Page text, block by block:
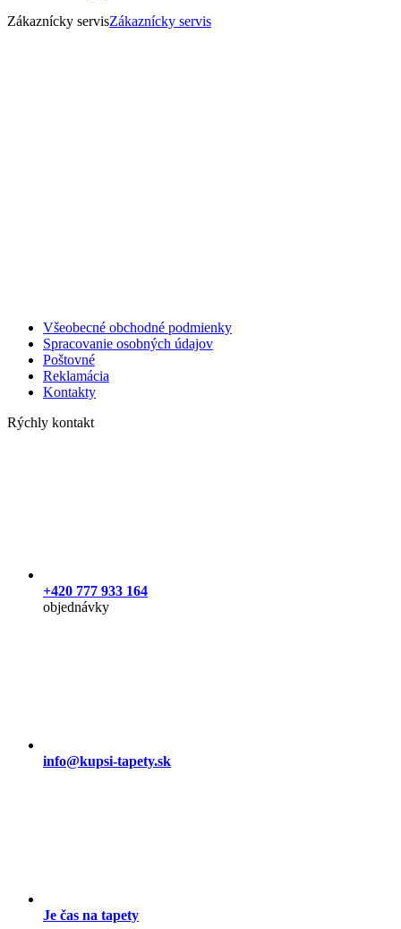
Zákaznícky servisZákaznícky servis
Všeobecné obchodné podmienky
Spracovanie osobných údajov
Poštovné
Reklamácia
Kontakty
Rýchly kontakt
+420 777 933 164
objednávky
info@kupsi-tapety.sk
Je čas na tapety